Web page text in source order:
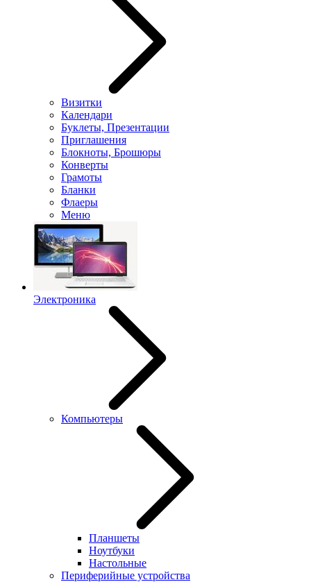
Визитки
Календари
Буклеты, Презентации
Приглашения
Блокноты, Брошюры
Конверты
Грамоты
Бланки
Флаеры
Меню
Электроника
Компьютеры
Планшеты
Ноутбуки
Настольные
Периферийные устройства